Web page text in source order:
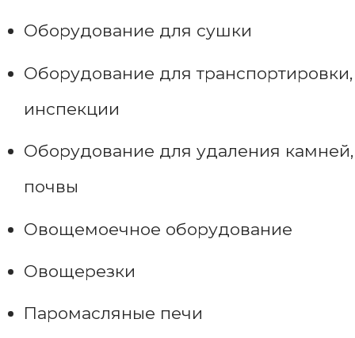
Оборудование для сушки
Оборудование для транспортировки,
инспекции
Оборудование для удаления камней,
почвы
Овощемоечное оборудование
Овощерезки
Паромасляные печи